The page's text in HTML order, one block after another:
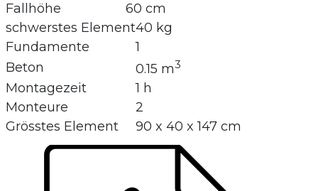
Fallhöhe
60 cm
schwerstes Element40 kg
Fundamente
1
Beton
0.15 m3
Montagezeit
1 h
Monteure
2
Grösstes Element
90 x 40 x 147 cm